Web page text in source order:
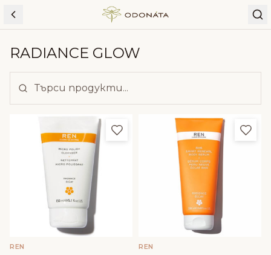
Skip to content
RADIANCE GLOW
Добави в любими
REN REN